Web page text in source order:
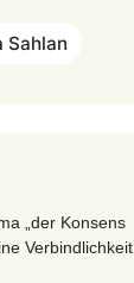
Sahlan
„der Konsens
Verbindlichkeit